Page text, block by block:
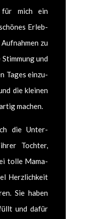
für mich ein
Erleb­
zu
und
Tages einz­u­
die kleinen
machen.
die Unter­
Tochter,
tolle Mama-
Her­zlichkeit
Sie haben
und dafür